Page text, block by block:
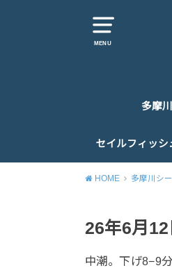
MENU
多摩
セイルフィッシ
HOME 多摩川シ
26年6月
中潮。下げ8−9